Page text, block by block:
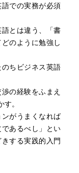
での実務が必須
とは違う、「書
のように勉強し
ちビジネス英語
の経験をふまえ
。
ンがうまくなれば
あるべし」とい
する実践的入門